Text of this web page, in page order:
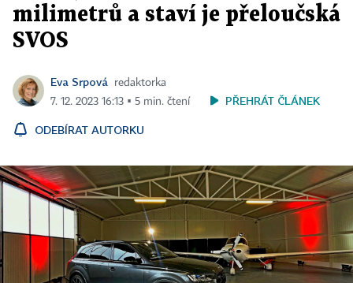
milimetrů a staví je přeloučská
SVOS
Eva Srpová
redaktorka
7. 12. 2023 16:13 ▪ 5 min. čtení
PŘEHRÁT ČLÁNEK
ODEBÍRAT AUTORKU